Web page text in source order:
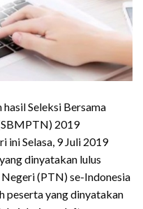
Seleksi Bersama
2019
ini Selasa, 9 Juli 2019
dinyatakan lulus
(PTN) se-Indonesia
peserta yang dinyatakan